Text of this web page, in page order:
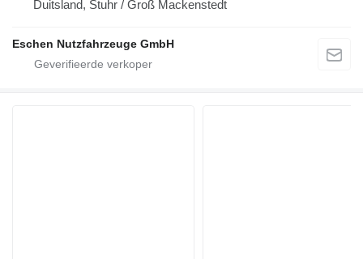
Duitsland, Stuhr / Groß Mackenstedt
Eschen Nutzfahrzeuge GmbH